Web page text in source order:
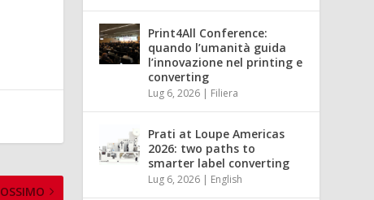
Print4All Conference:
quando l’umanità guida
l’innovazione nel printing e
converting
Lug 6, 2026 | Filiera
Prati at Loupe Americas
2026: two paths to
smarter label converting
Lug 6, 2026 | English